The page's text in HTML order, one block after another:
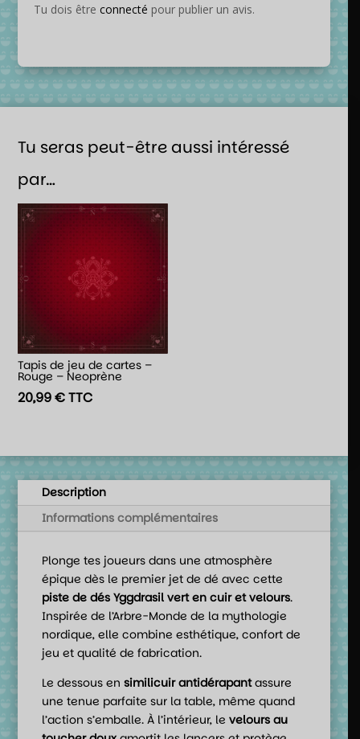
Tu dois être connecté pour publier un avis.
Tu seras peut-être aussi intéressé
par…
Tapis de jeu de cartes –
Rouge – Neoprène
20,99€TTC
Description
Informations complémentaires
Plonge tes joueurs dans une atmosphère
épique dès le premier jet de dé avec cette
piste de dés Yggdrasil vert en cuir et velours.
Inspirée de l’Arbre-Monde de la mythologie
nordique, elle combine esthétique, confort de
jeu et qualité de fabrication.
Le dessous en similicuir antidérapantassure
une tenue parfaite sur la table, même quand
l’action s’emballe. À l’intérieur, le velours au